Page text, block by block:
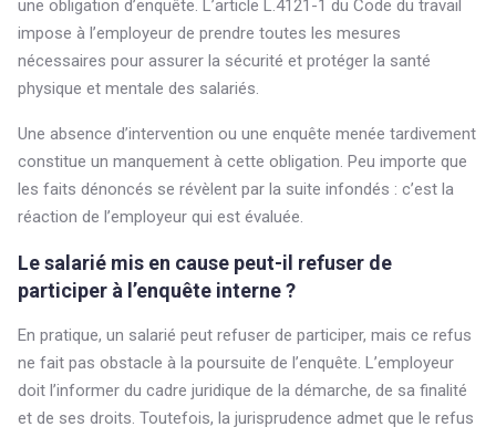
une obligation d’enquête. L’article L.4121-1 du Code du travail
impose à l’employeur de prendre toutes les mesures
nécessaires pour assurer la sécurité et protéger la santé
physique et mentale des salariés.
Une absence d’intervention ou une enquête menée tardivement
constitue un manquement à cette obligation. Peu importe que
les faits dénoncés se révèlent par la suite infondés : c’est la
réaction de l’employeur qui est évaluée.
Le salarié mis en cause peut-il refuser de
participer à l’enquête interne ?
En pratique, un salarié peut refuser de participer, mais ce refus
ne fait pas obstacle à la poursuite de l’enquête. L’employeur
doit l’informer du cadre juridique de la démarche, de sa finalité
et de ses droits. Toutefois, la jurisprudence admet que le refus